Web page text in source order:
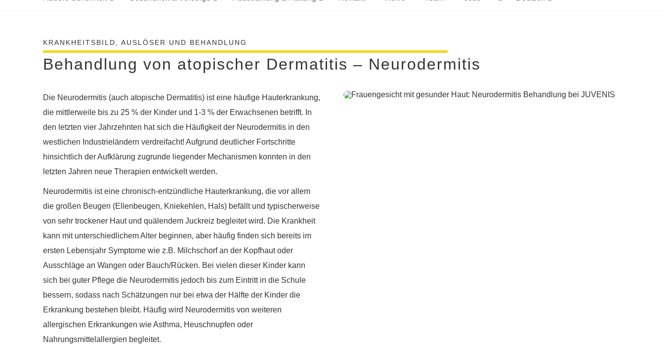
KRANKHEITSBILD, AUSLÖSER UND BEHANDLUNG
Behandlung von atopischer Dermatitis – Neurodermitis
Die Neurodermitis (auch atopische Dermatitis) ist eine häufige Hauterkrankung,
die mittlerweile bis zu 25 % der Kinder und 1-3 % der Erwachsenen betrifft. In
den letzten vier Jahrzehnten hat sich die Häufigkeit der Neurodermitis in den
westlichen Industrieländern verdreifacht! Aufgrund deutlicher Fortschritte
hinsichtlich der Aufklärung zugrunde liegender Mechanismen konnten in den
letzten Jahren neue Therapien entwickelt werden.
Neurodermitis ist eine chronisch-entzündliche Hauterkrankung, die vor allem
die großen Beugen (Ellenbeugen, Kniekehlen, Hals) befällt und typischerweise
von sehr trockener Haut und quälendem Juckreiz begleitet wird. Die Krankheit
kann mit unterschiedlichem Alter beginnen, aber häufig finden sich bereits im
ersten Lebensjahr Symptome wie z.B. Milchschorf an der Kopfhaut oder
Ausschläge an Wangen oder Bauch/Rücken. Bei vielen dieser Kinder kann
sich bei guter Pflege die Neurodermitis jedoch bis zum Eintritt in die Schule
bessern, sodass nach Schätzungen nur bei etwa der Hälfte der Kinder die
Erkrankung bestehen bleibt. Häufig wird Neurodermitis von weiteren
allergischen Erkrankungen wie Asthma, Heuschnupfen oder
Nahrungsmittelallergien begleitet.